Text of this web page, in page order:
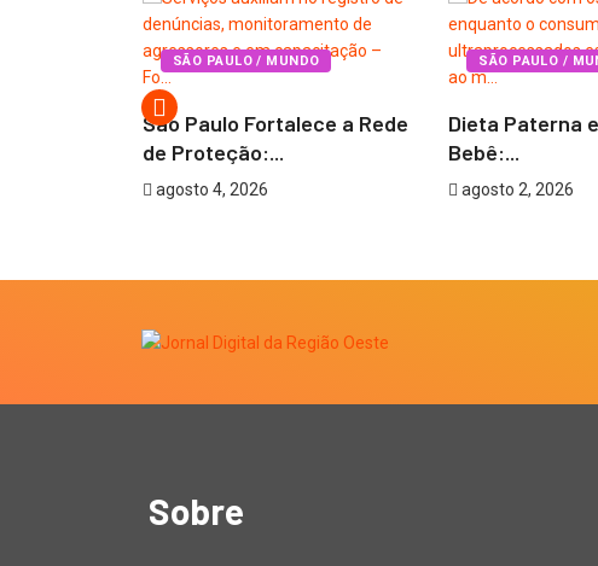
SÃO PAULO / MUNDO
São Paulo Fortalece a Rede
de Proteção:...
agosto 4, 2026
SÃO PAULO /
Dieta Paterna
Bebê:...
agosto 2, 2026
Sobre